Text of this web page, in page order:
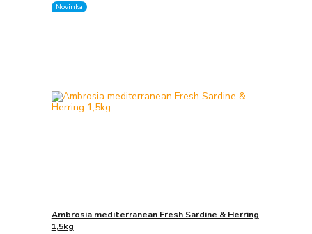
Novinka
Ambrosia mediterranean Fresh Sardine & Herring
1,5kg